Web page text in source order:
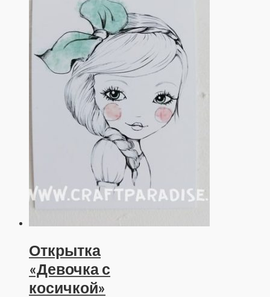
Открытка
«Девочка с
косичкой»